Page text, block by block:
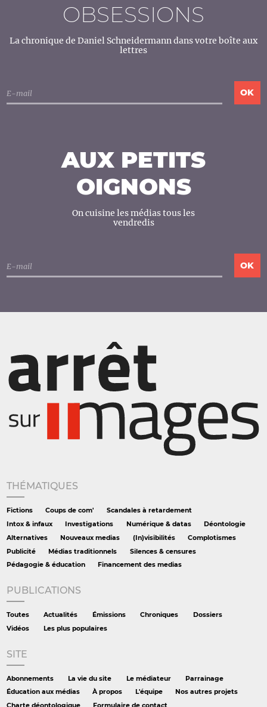
OBSESSIONS
La chronique de Daniel Schneidermann dans votre boîte aux
lettres
AUX PETITS
OIGNONS
On cuisine les médias tous les
vendredis
THÉMATIQUES
Fictions Coups de com'
Scandales à retardement
Intox & infaux
Investigations Numérique & datas
Déontologie
Alternatives
Nouveaux medias (In)visibilités
Complotismes
Publicité
Médias traditionnels
Silences & censures
Pédagogie & éducation
Financement des medias
PUBLICATIONS
Toutes Actualités Émissions Chroniques
Dossiers
Vidéos
Les plus populaires
SITE
Abonnements La vie du site Le médiateur
Parrainage
Éducation aux médias
À propos L'équipe
Nos autres projets